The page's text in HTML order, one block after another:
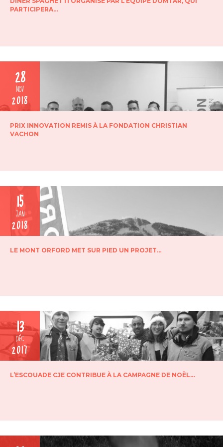
PARTICIPERA…
28
NOV
2018
PRIX INNOVATION REMIS À LA FONDATION CHRISTIAN
VACHON
15
JAN
2018
LE MONT ORFORD MET SUR PIED UN PROJET…
13
DÉC
2017
L’ESCOUADE CJE CONTRIBUE À LA CAMPAGNE DE NOËL…